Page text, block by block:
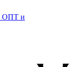
ОПТ и